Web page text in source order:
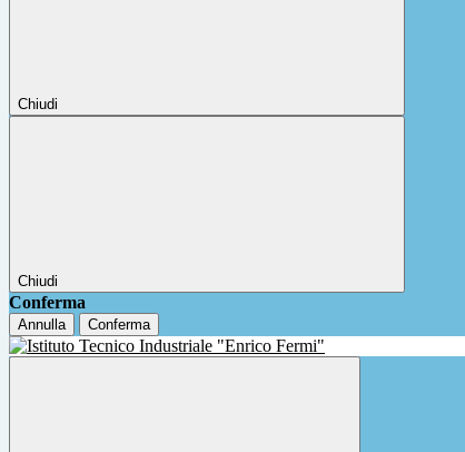
Chiudi
Chiudi
Conferma
Annulla Conferma